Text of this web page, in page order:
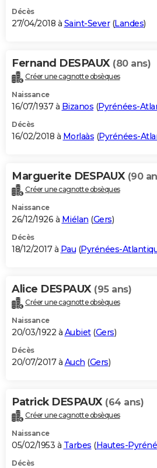
Décès
27/04/2018 à Saint-Sever(Landes)
Fernand DESPAUX (80 ans)
Créer une cagnotte obsèques
Naissance
16/07/1937 à Bizanos (Pyrénées-
Décès
16/02/2018 à Morlaàs (Pyrénées-
Marguerite DESPAUX (90
Créer une cagnotte obsèques
Naissance
26/12/1926 à Miélan (Gers)
Décès
18/12/2017 à Pau (Pyrénées-
Alice DESPAUX (95 ans)
Créer une cagnotte obsèques
Naissance
20/03/1922 à Aubiet(Gers)
Décès
20/07/2017 à Auch (Gers)
Patrick DESPAUX (64 ans)
Créer une cagnotte obsèques
Naissance
05/02/1953 à Tarbes (Hautes-
Décès